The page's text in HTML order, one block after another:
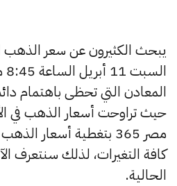
يبحث الكثيرون عن سعر الذهب
المعادن التي تحظى باهتمام
حيث تراوحت أسعار الذهب في
مصر 365 بتغطية أسعار
كافة التغيرات، لذلك سنتعرف
الحالية.